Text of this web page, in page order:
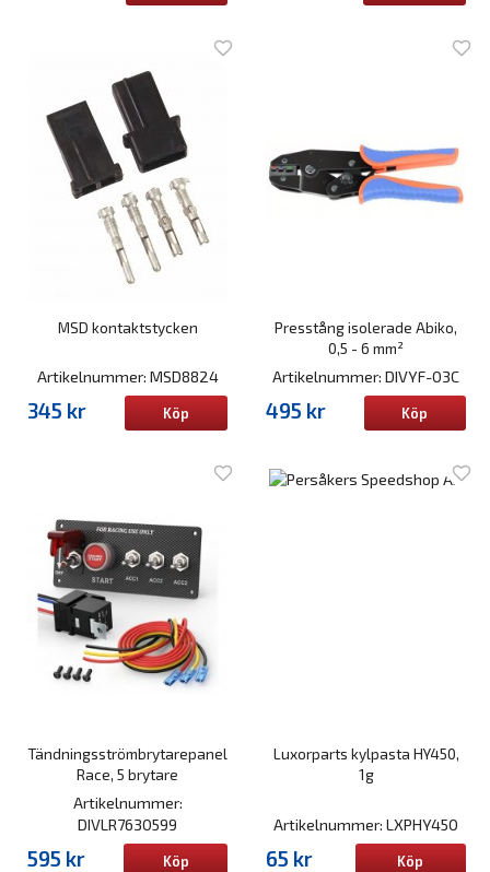
MSD kontaktstycken
Artikelnummer: MSD8824
345 kr Köp
Presstång isolerade Abiko,
0,5 - 6 mm²
Artikelnummer: DIVYF-03C
495 kr Köp
Tändningsströmbrytarepanel
Race, 5 brytare
Artikelnummer:
DIVLR7630599
595 kr Köp
Luxorparts kylpasta HY450,
1g
Artikelnummer: LXPHY450
65 kr Köp